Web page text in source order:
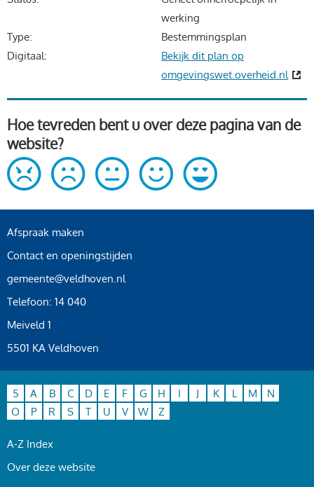
werking
Type
Bestemmingsplan
Digitaal
Bekijk dit plan op
omgevingswet.overheid.nl
Hoe tevreden bent u over deze pagina van de
website?
Afspraak maken
Contact en openingstijden
gemeente@veldhoven.nl
Telefoon: 14 040
Meiveld 1
5501 KA Veldhoven
5 A B C D E F G H I J K L M
N
O
P R S T U V W Z
A-Z Index
Over deze website